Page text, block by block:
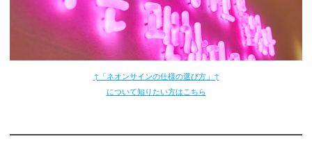
↑「ネオンサインの仕様の選び方」↑
について知りたい方はこちら